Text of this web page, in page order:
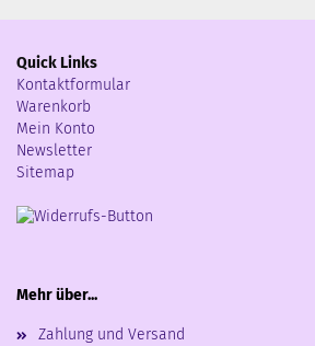
Quick Links
Kontaktformular
Warenkorb
Mein Konto
Newsletter
Sitemap
Mehr über...
Zahlung und Versand